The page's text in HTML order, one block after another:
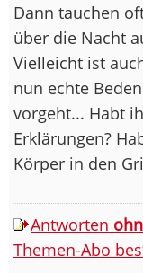
Dann tauchen
über die Nacht
Vielleicht ist
nun echte
vorgeht... Habt
Erklärungen?
Körper in den
Antworten
Themen-Abo